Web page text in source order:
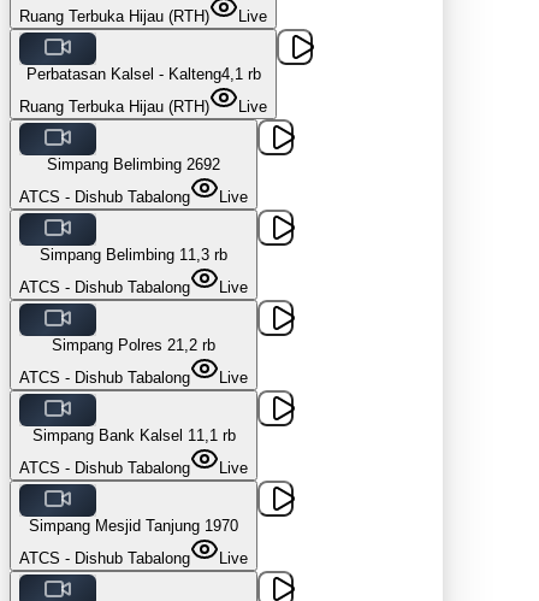
Ruang Terbuka Hijau (RTH)
Live
Perbatasan Kalsel - Kalteng4,1 rb
Ruang Terbuka Hijau (RTH)
Live
Simpang Belimbing 2692
ATCS - Dishub Tabalong
Live
Simpang Belimbing 11,3 rb
ATCS - Dishub Tabalong
Live
Simpang Polres 21,2 rb
ATCS - Dishub Tabalong
Live
Simpang Bank Kalsel 11,1 rb
ATCS - Dishub Tabalong
Live
Simpang Mesjid Tanjung 1970
ATCS - Dishub Tabalong
Live